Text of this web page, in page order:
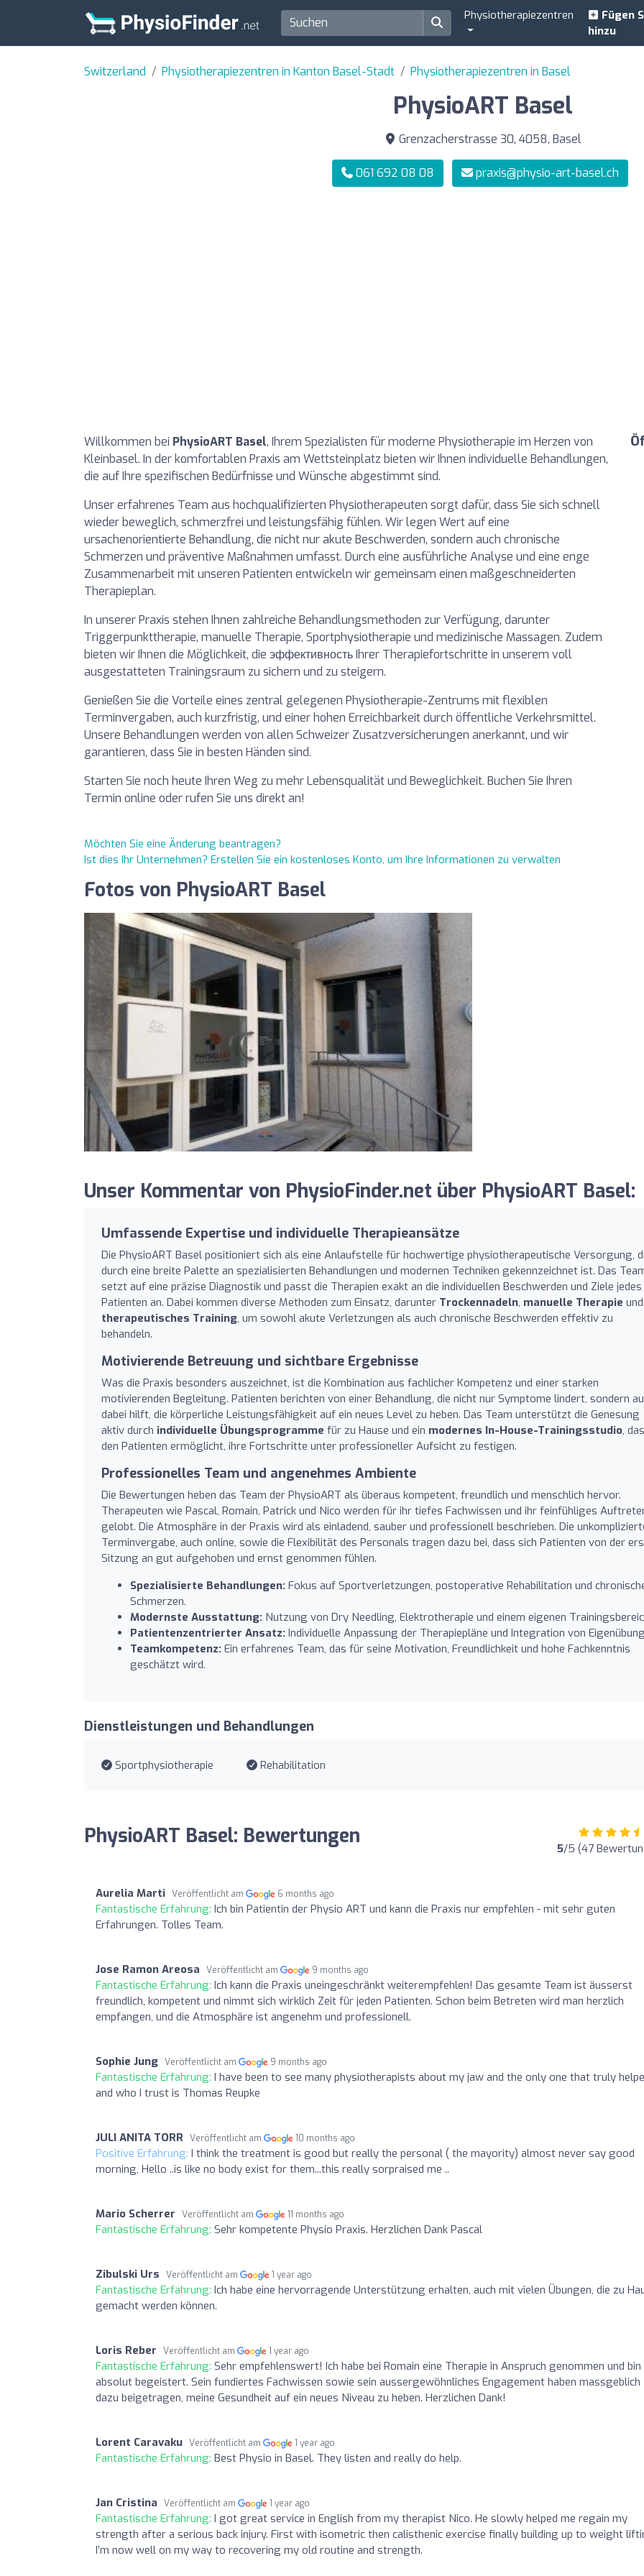
Physiotherapiezentren
Fügen
hinzu
Switzerland Physiotherapiezentren in Kanton Basel-Stadt Physiotherapiezentren in Basel
PhysioART Basel
Grenzacherstrasse 30, 4058, Basel
061 692 08 08 praxis@physio-art-basel.ch
Willkommen bei PhysioART Basel, Ihrem Spezialisten für moderne Physiotherapie im Herzen von
Kleinbasel. In der komfortablen Praxis am Wettsteinplatz bieten wir Ihnen individuelle Behandlungen,
die auf Ihre spezifischen Bedürfnisse und Wünsche abgestimmt sind.
Unser erfahrenes Team aus hochqualifizierten Physiotherapeuten sorgt dafür, dass Sie sich schnell
wieder beweglich, schmerzfrei und leistungsfähig fühlen. Wir legen Wert auf eine
ursachenorientierte Behandlung, die nicht nur akute Beschwerden, sondern auch chronische
Schmerzen und präventive Maßnahmen umfasst. Durch eine ausführliche Analyse und eine enge
Zusammenarbeit mit unseren Patienten entwickeln wir gemeinsam einen maßgeschneiderten
Therapieplan.
In unserer Praxis stehen Ihnen zahlreiche Behandlungsmethoden zur Verfügung, darunter
Triggerpunkttherapie, manuelle Therapie, Sportphysiotherapie und medizinische Massagen. Zudem
bieten wir Ihnen die Möglichkeit, die эффективность Ihrer Therapiefortschritte in unserem voll
ausgestatteten Trainingsraum zu sichern und zu steigern.
Genießen Sie die Vorteile eines zentral gelegenen Physiotherapie-Zentrums mit flexiblen
Terminvergaben, auch kurzfristig, und einer hohen Erreichbarkeit durch öffentliche Verkehrsmittel.
Unsere Behandlungen werden von allen Schweizer Zusatzversicherungen anerkannt, und wir
garantieren, dass Sie in besten Händen sind.
Starten Sie noch heute Ihren Weg zu mehr Lebensqualität und Beweglichkeit. Buchen Sie Ihren
Termin online oder rufen Sie uns direkt an!
Möchten Sie eine Änderung beantragen?
Ist dies Ihr Unternehmen? Erstellen Sie ein kostenloses Konto, um Ihre Informationen zu verwalten
Fotos von PhysioART Basel
Unser Kommentar von PhysioFinder.net über PhysioART Basel:
Umfassende Expertise und individuelle Therapieansätze
Die PhysioART Basel positioniert sich als eine Anlaufstelle für hochwertige physiotherapeutische Versorgung,
durch eine breite Palette an spezialisierten Behandlungen und modernen Techniken gekennzeichnet ist. Das
setzt auf eine präzise Diagnostik und passt die Therapien exakt an die individuellen Beschwerden und Ziele jedes
Patienten an. Dabei kommen diverse Methoden zum Einsatz, darunter Trockennadeln, manuelle Therapie und
therapeutisches Training, um sowohl akute Verletzungen als auch chronische Beschwerden effektiv zu
behandeln.
Motivierende Betreuung und sichtbare Ergebnisse
Was die Praxis besonders auszeichnet, ist die Kombination aus fachlicher Kompetenz und einer starken
motivierenden Begleitung. Patienten berichten von einer Behandlung, die nicht nur Symptome lindert, sondern
dabei hilft, die körperliche Leistungsfähigkeit auf ein neues Level zu heben. Das Team unterstützt die Genesung
aktiv durch individuelle Übungsprogramme für zu Hause und ein modernes In-House-Trainingsstudio,
den Patienten ermöglicht, ihre Fortschritte unter professioneller Aufsicht zu festigen.
Professionelles Team und angenehmes Ambiente
Die Bewertungen heben das Team der PhysioART als überaus kompetent, freundlich und menschlich hervor.
Therapeuten wie Pascal, Romain, Patrick und Nico werden für ihr tiefes Fachwissen und ihr feinfühliges
gelobt. Die Atmosphäre in der Praxis wird als einladend, sauber und professionell beschrieben. Die
Terminvergabe, auch online, sowie die Flexibilität des Personals tragen dazu bei, dass sich Patienten von der
Sitzung an gut aufgehoben und ernst genommen fühlen.
Spezialisierte Behandlungen: Fokus auf Sportverletzungen, postoperative Rehabilitation und
Schmerzen.
Modernste Ausstattung: Nutzung von Dry Needling, Elektrotherapie und einem eigenen
Patientenzentrierter Ansatz: Individuelle Anpassung der Therapiepläne und Integration von
Teamkompetenz: Ein erfahrenes Team, das für seine Motivation, Freundlichkeit und hohe Fachkenntnis
geschätzt wird.
Dienstleistungen und Behandlungen
Sportphysiotherapie Rehabilitation
PhysioART Basel: Bewertungen 5/5 (47
Aurelia Marti Veröffentlicht am 6 months ago
Fantastische Erfahrung: Ich bin Patientin der Physio ART und kann die Praxis nur empfehlen - mit sehr guten
Erfahrungen. Tolles Team.
Jose Ramon Areosa Veröffentlicht am 9 months ago
Fantastische Erfahrung: Ich kann die Praxis uneingeschränkt weiterempfehlen! Das gesamte Team ist äusserst
freundlich, kompetent und nimmt sich wirklich Zeit für jeden Patienten. Schon beim Betreten wird man herzlich
empfangen, und die Atmosphäre ist angenehm und professionell.
Sophie Jung Veröffentlicht am 9 months ago
Fantastische Erfahrung: I have been to see many physiotherapists about my jaw and the only one that truly
and who I trust is Thomas Reupke
JULI ANITA TORR Veröffentlicht am 10 months ago
Positive Erfahrung: I think the treatment is good but really the personal ( the mayority) almost never say good
morning, Hello ..is like no body exist for them...this really sorpraised me ..
Mario Scherrer Veröffentlicht am 11 months ago
Fantastische Erfahrung: Sehr kompetente Physio Praxis. Herzlichen Dank Pascal
Zibulski Urs Veröffentlicht am 1 year ago
Fantastische Erfahrung: Ich habe eine hervorragende Unterstützung erhalten, auch mit vielen Übungen, die zu
gemacht werden können.
Loris Reber Veröffentlicht am 1 year ago
Fantastische Erfahrung: Sehr empfehlenswert! Ich habe bei Romain eine Therapie in Anspruch genommen und bin
absolut begeistert. Sein fundiertes Fachwissen sowie sein aussergewöhnliches Engagement haben massgeblich
dazu beigetragen, meine Gesundheit auf ein neues Niveau zu heben. Herzlichen Dank!
Lorent Caravaku Veröffentlicht am 1 year ago
Fantastische Erfahrung: Best Physio in Basel. They listen and really do help.
Jan Cristina Veröffentlicht am 1 year ago
Fantastische Erfahrung: I got great service in English from my therapist Nico. He slowly helped me regain my
strength after a serious back injury. First with isometric then calisthenic exercise finally building up to weight
I’m now well on my way to recovering my old routine and strength.